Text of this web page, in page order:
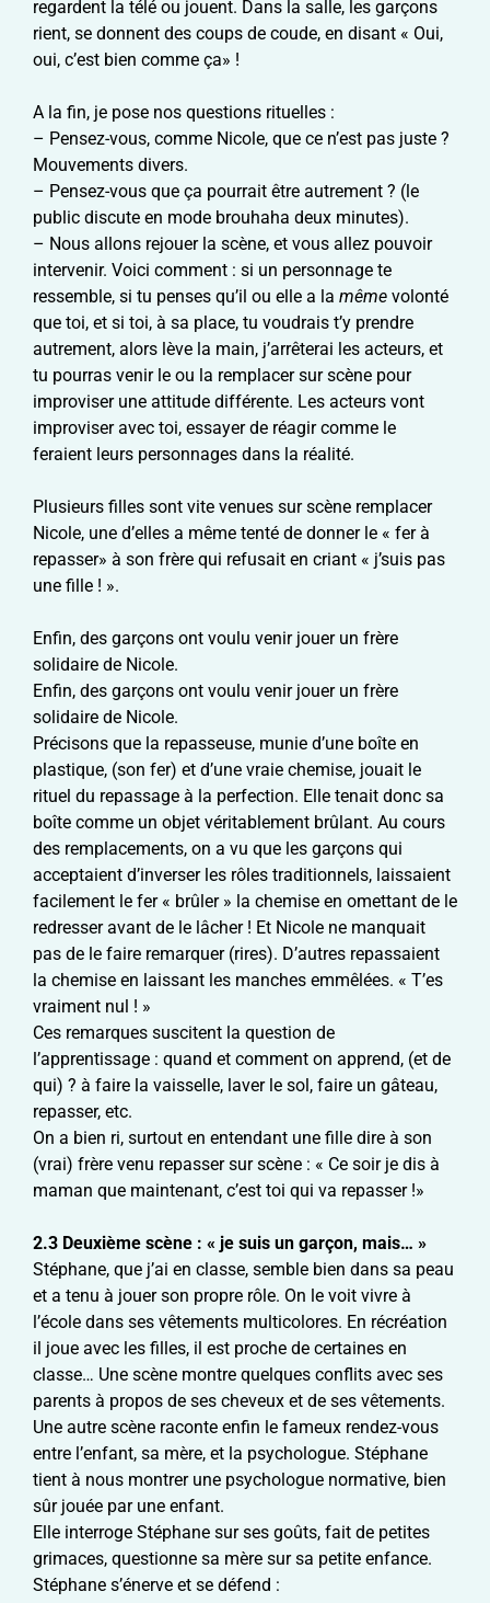
regardent la télé ou jouent. Dans la salle, les garçons
rient, se donnent des coups de coude, en disant « Oui,
oui, c’est bien comme ça» !
A la fin, je pose nos questions rituelles :
– Pensez-vous, comme Nicole, que ce n’est pas juste ?
Mouvements divers.
– Pensez-vous que ça pourrait être autrement ? (le
public discute en mode brouhaha deux minutes).
– Nous allons rejouer la scène, et vous allez pouvoir
intervenir. Voici comment : si un personnage te
ressemble, si tu penses qu’il ou elle a la même volonté
que toi, et si toi, à sa place, tu voudrais t’y prendre
autrement, alors lève la main, j’arrêterai les acteurs, et
tu pourras venir le ou la remplacer sur scène pour
improviser une attitude différente. Les acteurs vont
improviser avec toi, essayer de réagir comme le
feraient leurs personnages dans la réalité.
Plusieurs filles sont vite venues sur scène remplacer
Nicole, une d’elles a même tenté de donner le « fer à
repasser» à son frère qui refusait en criant « j’suis pas
une fille ! ».
Enfin, des garçons ont voulu venir jouer un frère
solidaire de Nicole.
Enfin, des garçons ont voulu venir jouer un frère
solidaire de Nicole.
Précisons que la repasseuse, munie d’une boîte en
plastique, (son fer) et d’une vraie chemise, jouait le
rituel du repassage à la perfection. Elle tenait donc sa
boîte comme un objet véritablement brûlant. Au cours
des remplacements, on a vu que les garçons qui
acceptaient d’inverser les rôles traditionnels, laissaient
facilement le fer « brûler » la chemise en omettant de le
redresser avant de le lâcher ! Et Nicole ne manquait
pas de le faire remarquer (rires). D’autres repassaient
la chemise en laissant les manches emmêlées. « T’es
vraiment nul ! »
Ces remarques suscitent la question de
l’apprentissage : quand et comment on apprend, (et de
qui) ? à faire la vaisselle, laver le sol, faire un gâteau,
repasser, etc.
On a bien ri, surtout en entendant une fille dire à son
(vrai) frère venu repasser sur scène : « Ce soir je dis à
maman que maintenant, c’est toi qui va repasser !»
2.3 Deuxième scène : « je suis un garçon, mais… »
Stéphane, que j’ai en classe, semble bien dans sa peau
et a tenu à jouer son propre rôle. On le voit vivre à
l’école dans ses vêtements multicolores. En récréation
il joue avec les filles, il est proche de certaines en
classe… Une scène montre quelques conflits avec ses
parents à propos de ses cheveux et de ses vêtements.
Une autre scène raconte enfin le fameux rendez-vous
entre l’enfant, sa mère, et la psychologue. Stéphane
tient à nous montrer une psychologue normative, bien
sûr jouée par une enfant.
Elle interroge Stéphane sur ses goûts, fait de petites
grimaces, questionne sa mère sur sa petite enfance.
Stéphane s’énerve et se défend :